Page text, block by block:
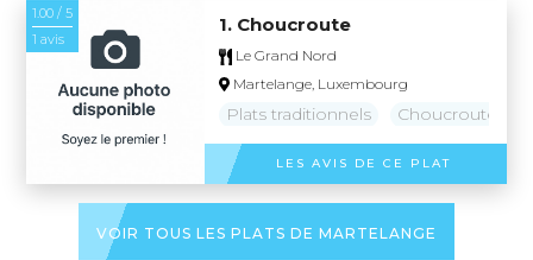
1.00 / 5
1 avis
1. Choucroute
Le Grand Nord
Martelange, Luxembourg
Plats traditionnels Choucroute
LES AVIS DE CE PLAT
VOIR TOUS LES PLATS DE MARTELANGE